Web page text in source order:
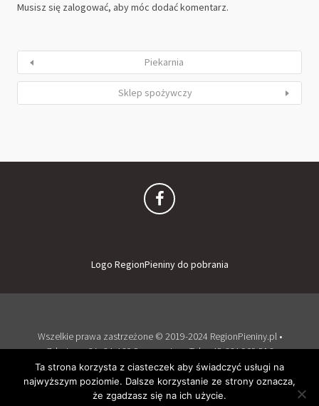
Musisz się zalogować, aby móc dodać komentarz.
Piekarnia
Sklep spożywczy
Logo RegionPieniny do pobrania
Wszelkie prawa zastrzeżone © 2019-2024 RegionPieniny.pl •
Zdrojowa 2A, 34-460 Szczawnica • Tel: + 48 664 909 516
Zaloguj
Dodaj obiekt
Wspierany przez WordPress iListablebyPixelGrade.
Ta strona korzysta z ciasteczek aby świadczyć usługi na
najwyższym poziomie. Dalsze korzystanie ze strony oznacza,
że zgadzasz się na ich użycie.